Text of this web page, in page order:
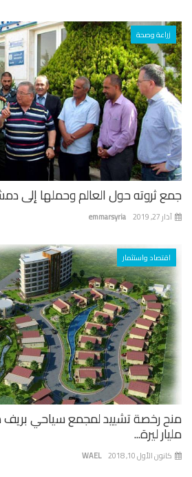
زراعة وصحة
ثروته حول العالم وحملها إلى دمشق
emmarsyria 27, 2019
اقتصاد واستثمار
ليرة...
WAEL الأول 10, 2018